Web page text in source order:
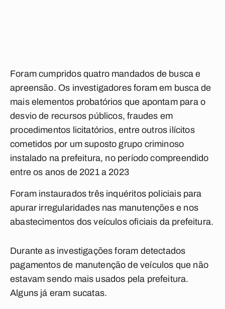
Foram cumpridos quatro mandados de busca e
apreensão. Os investigadores foram em busca de
mais elementos probatórios que apontam para o
desvio de recursos públicos, fraudes em
procedimentos licitatórios, entre outros ilícitos
cometidos por um suposto grupo criminoso
instalado na prefeitura, no período compreendido
entre os anos de 2021 a 2023
Foram instaurados três inquéritos policiais para
apurar irregularidades nas manutenções e nos
abastecimentos dos veículos oficiais da prefeitura.
Durante as investigações foram detectados
pagamentos de manutenção de veículos que não
estavam sendo mais usados pela prefeitura.
Alguns já eram sucatas.